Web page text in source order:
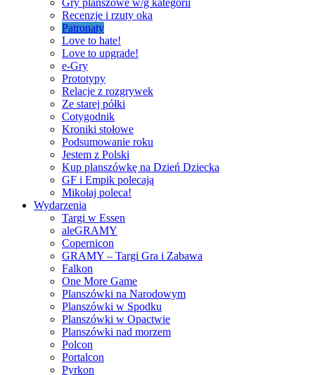
Recenzje i rzuty oka
Patronaty
Love to hate!
Love to upgrade!
e-Gry
Prototypy
Relacje z rozgrywek
Ze starej półki
Cotygodnik
Kroniki stołowe
Podsumowanie roku
Jestem z Polski
Kup planszówkę na Dzień Dziecka
GF i Empik polecają
Mikołaj poleca!
Wydarzenia
Targi w Essen
aleGRAMY
Copernicon
GRAMY – Targi Gra i Zabawa
Falkon
One More Game
Planszówki na Narodowym
Planszówki w Spodku
Planszówki w Opactwie
Planszówki nad morzem
Polcon
Portalcon
Pyrkon